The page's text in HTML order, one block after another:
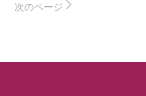
次のページ